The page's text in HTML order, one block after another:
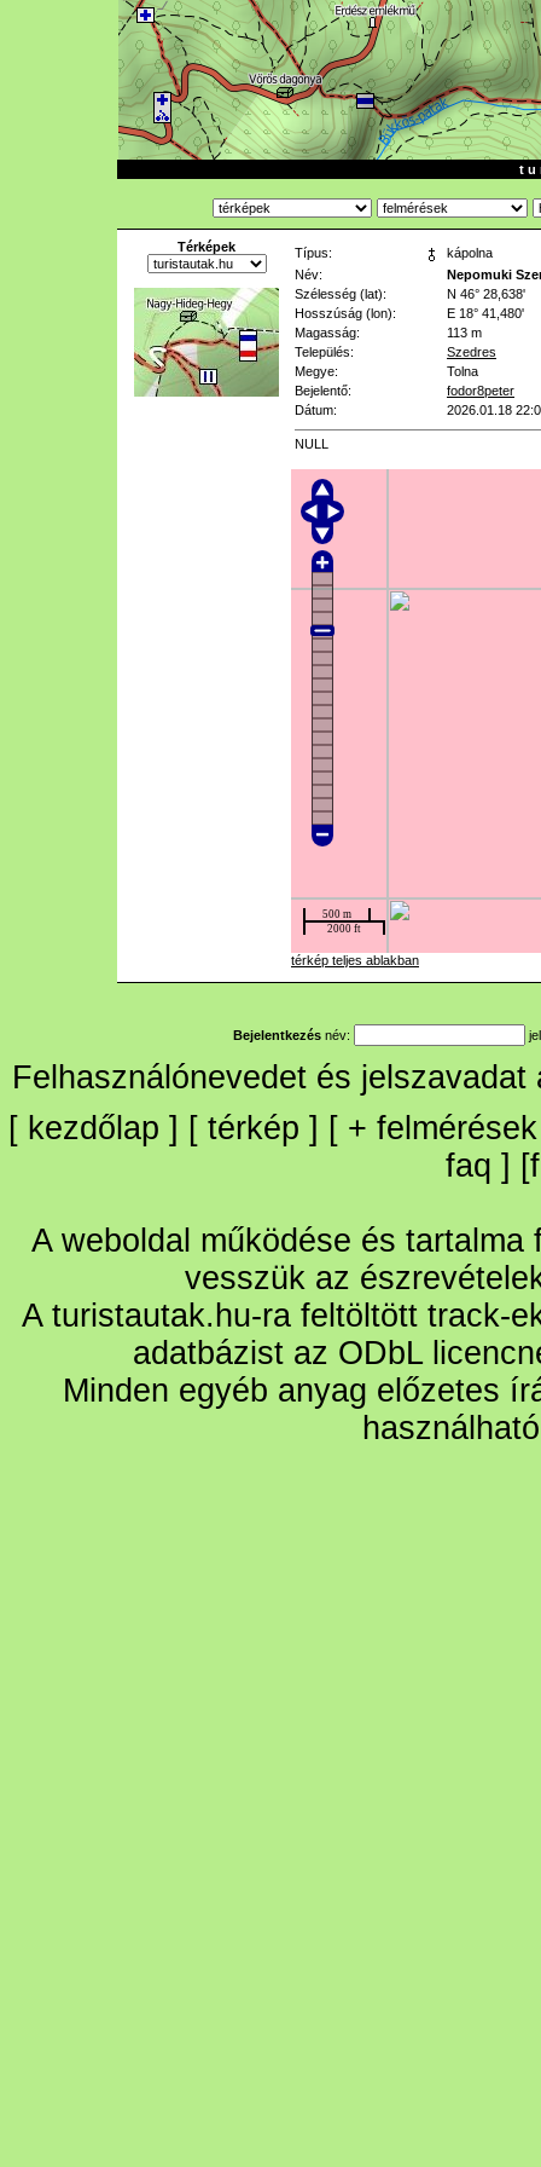
t u
Térképek Típus:
kápolna
Név:
Nepomuki
Szélesség (lat):
N 46° 28,638'
Hosszúság (lon):
E 18° 41,480'
Magasság:
113 m
Település:
Szedres
Megye:
Tolna
Bejelentő:
fodor8peter
Dátum:
2026.01.18
NULL
térkép teljes ablakban
Bejelentkezés név:
Felhasználónevedet és
[ kezdőlap ] [ térkép ] [ + felmérések
faq ] [
A weboldal működése és
vesszük az
A turistautak.hu-ra feltöltött track-
adatbázist az ODbL
Minden egyéb anyag előzetes